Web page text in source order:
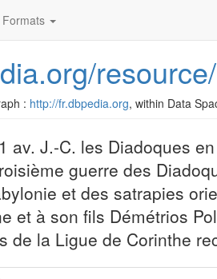
Formats
: http://fr.dbpedia.org, within Data
av. J.-C. les Diadoques
guerre des
et des satrapies
et à son fils Démétrios
de la Ligue de Corinthe